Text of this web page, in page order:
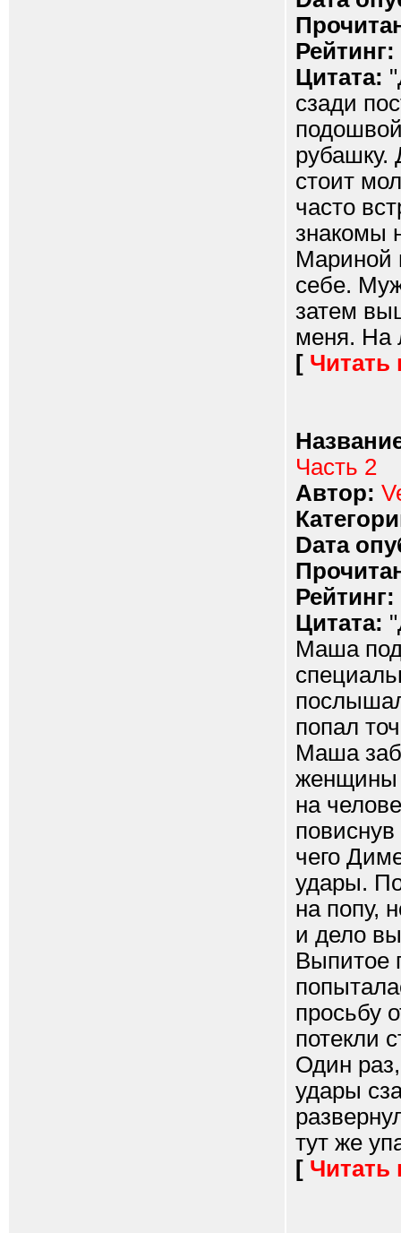
Рейтинг:
Цитата:
сзади
рубашку.
стоит
часто
знакомы
Мариной
себе.
затем
меня. На
[ Читать
Часть 2
Автор:
Dата
Рейтинг:
Цитата:
Маша
попал
Маша
женщины
на
чего
удары.
на попу,
и дело
Выпитое
просьбу
потекли
Один
удары
тут же
[ Читать